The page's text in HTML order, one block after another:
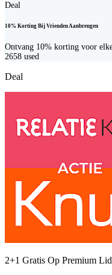
Deal
10% Korting Bij Vrienden Aanbrengen
Ontvang 10% korting voor
2658 used
Deal
2+1 Gratis Op Premium